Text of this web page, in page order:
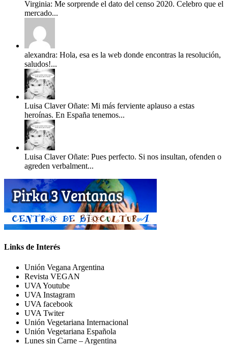
Virginia: Me sorprende el dato del censo 2020. Celebro que el
mercado...
alexandra: Hola, esa es la web donde encontras la resolución,
saludos!...
Luisa Claver Oñate: Mi más ferviente aplauso a estas
heroínas. En España tenemos...
Luisa Claver Oñate: Pues perfecto. Si nos insultan, ofenden o
agreden verbalment...
Links de Interés
Unión Vegana Argentina
Revista VEGAN
UVA Youtube
UVA Instagram
UVA facebook
UVA Twiter
Unión Vegetariana Internacional
Unión Vegetariana Española
Lunes sin Carne – Argentina